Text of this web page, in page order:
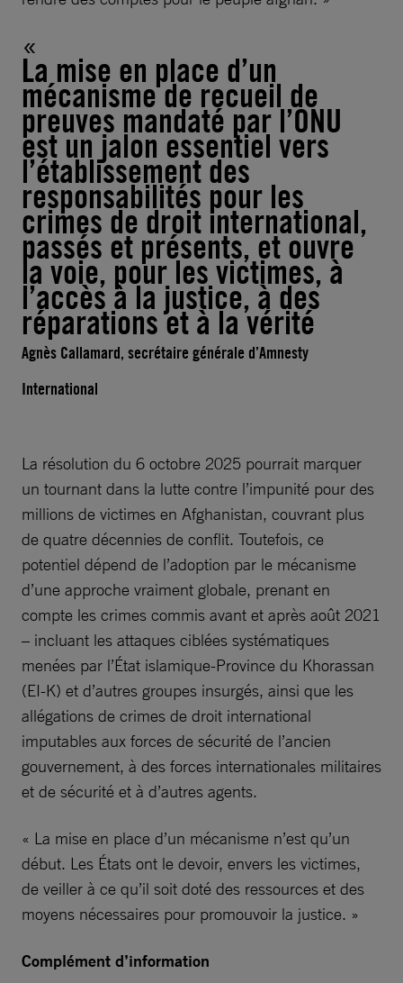
La mise en place d’un
mécanisme de recueil de
preuves mandaté par l’ONU
est un jalon essentiel vers
l’établissement des
responsabilités pour les
crimes de droit international,
passés et présents, et ouvre
la voie, pour les victimes, à
l’accès à la justice, à des
réparations et à la vérité
Agnès Callamard, secrétaire générale d’Amnesty
International
La résolution du 6 octobre 2025 pourrait marquer
un tournant dans la lutte contre l’impunité pour des
millions de victimes en Afghanistan, couvrant plus
de quatre décennies de conflit. Toutefois, ce
potentiel dépend de l’adoption par le mécanisme
d’une approche vraiment globale, prenant en
compte les crimes commis avant et après août 2021
– incluant les attaques ciblées systématiques
menées par l’État islamique-Province du Khorassan
(EI-K) et d’autres groupes insurgés, ainsi que les
allégations de crimes de droit international
imputables aux forces de sécurité de l’ancien
gouvernement, à des forces internationales militaires
et de sécurité et à d’autres agents.
« La mise en place d’un mécanisme n’est qu’un
début. Les États ont le devoir, envers les victimes,
de veiller à ce qu’il soit doté des ressources et des
moyens nécessaires pour promouvoir la justice. »
Complément d’information